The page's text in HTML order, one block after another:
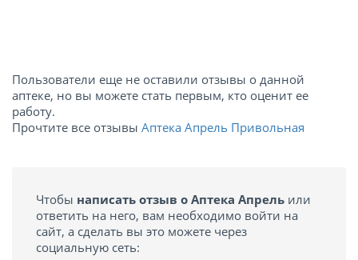
Пользователи еще не оставили отзывы о данной
аптеке, но вы можете стать первым, кто оценит ее
работу.
Прочтите все отзывы Аптека Апрель Привольная
Чтобы написать отзыв о Аптека Апрель или
ответить на него, вам необходимо войти на
сайт, а сделать вы это можете через
социальную сеть: